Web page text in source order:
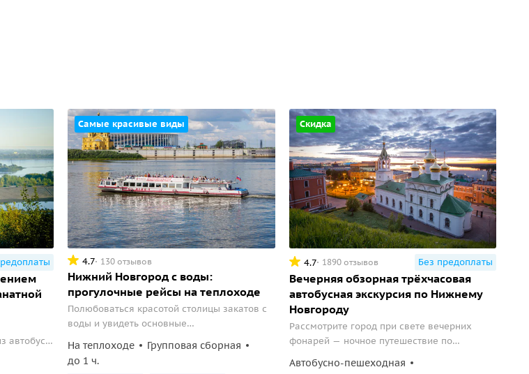
автобуса
Самые красивые виды
4.7 130 отзывов
Нижний Новгород с воды:
прогулочные рейсы на теплоходе
Полюбоваться красотой столицы закатов с
воды и увидеть основные
На теплоходе
Групповая сборная
до 1 ч.
Скидка
4.7 1890 отзывов Без предоплаты
Вечерняя обзорная трёхчасовая
автобусная экскурсия по Нижнему
Новгороду
Рассмотрите город при свете вечерних
фонарей — ночное путешествие по
Автобусно-пешеходная